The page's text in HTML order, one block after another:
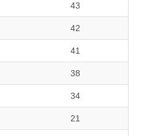
43
42
41
38
34
21